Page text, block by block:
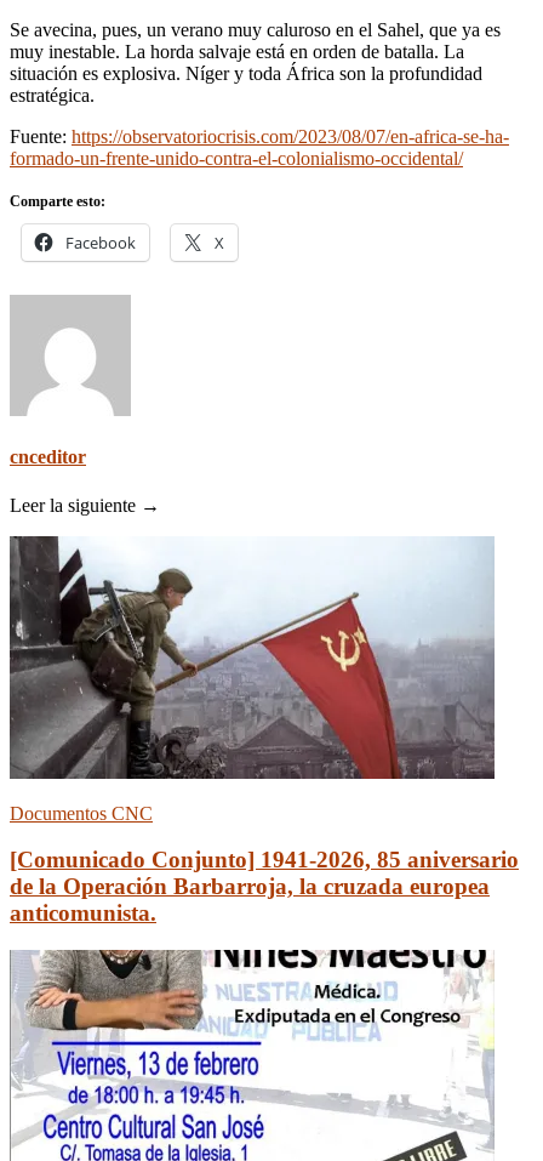
Se avecina, pues, un verano muy caluroso en el Sahel, que ya es
muy inestable. La horda salvaje está en orden de batalla. La
situación es explosiva. Níger y toda África son la profundidad
estratégica.
Fuente: https://observatoriocrisis.com/2023/08/07/en-africa-se-ha-
formado-un-frente-unido-contra-el-colonialismo-occidental/
Comparte esto:
Facebook X
cnceditor
Leer la siguiente →
Documentos CNC
[Comunicado Conjunto] 1941-2026, 85 aniversario
de la Operación Barbarroja, la cruzada europea
anticomunista.